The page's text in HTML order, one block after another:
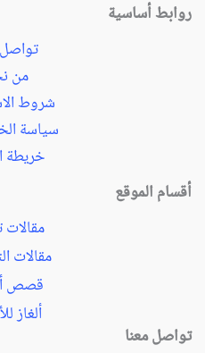
روابط أساسية
من
شروط
سياسة
خريطة
أقسام الموقع
مقالات
مقالات
قصص
ألغاز
تواصل معنا